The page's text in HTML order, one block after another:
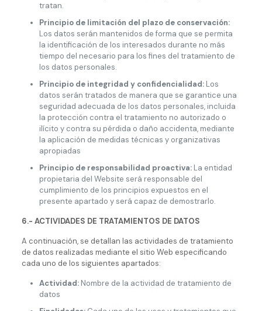
tratan.
Principio de limitación del plazo de conservación:
Los datos serán mantenidos de forma que se permita
la identificación de los interesados durante no más
tiempo del necesario para los fines del tratamiento de
los datos personales.
Principio de integridad y confidencialidad:Los
datos serán tratados de manera que se garantice una
seguridad adecuada de los datos personales, incluida
la protección contra el tratamiento no autorizado o
ilícito y contra su pérdida o daño accidenta, mediante
la aplicación de medidas técnicas y organizativas
apropiadas
Principio de responsabilidad proactiva:La entidad
propietaria del Website será responsable del
cumplimiento de los principios expuestos en el
presente apartado y será capaz de demostrarlo.
6.- ACTIVIDADES DE TRATAMIENTOS DE DATOS
A continuación, se detallan las actividades de tratamiento
de datos realizadas mediante el sitio Web especificando
cada uno de los siguientes apartados:
Actividad:Nombre de la actividad de tratamiento de
datos